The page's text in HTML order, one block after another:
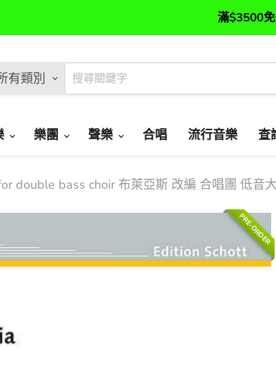
滿$3500
有類別
樂團 聲樂 合唱 流行音樂 查
double bass choir 布萊亞斯 改編 合唱團 低音
PRE-ORDER